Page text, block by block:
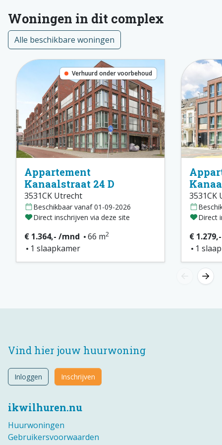
Woningen in dit complex
Alle beschikbare woningen
Verhuurd onder voorbehoud
Appartement
Kanaalstraat 24 D
3531CK Utrecht
Beschikbaar vanaf 01-09-2026
Direct inschrijven via deze site
€ 1.364,- /mnd 66 m2
1 slaapkamer
3531CK
Direct
€
1
ikwilhuren.nu
Huurwoningen
Gebruikersvoorwaarden
Vind hier jouw huurwoning
Inloggen Inschrijven